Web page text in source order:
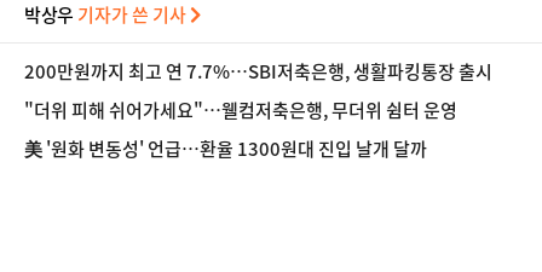
박상우 기자가 쓴 기사
200만원까지 최고 연 7.7%…SBI저축은행, 생활파킹통장 출시
"더위 피해 쉬어가세요"…웰컴저축은행, 무더위 쉼터 운영
美 '원화 변동성' 언급…환율 1300원대 진입 날개 달까